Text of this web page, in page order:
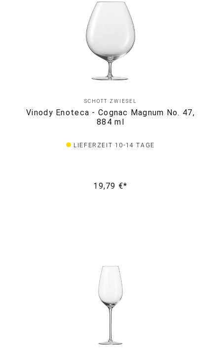
SCHOTT ZWIESEL
Vinody Enoteca - Cognac Magnum No. 47,
884 ml
LIEFERZEIT 10-14 TAGE
19,79 €*